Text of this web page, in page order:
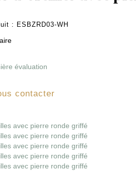
: ESBZRD03-WH
évaluation
contacter
avec pierre ronde griffé
avec pierre ronde griffé
avec pierre ronde griffé
avec pierre ronde griffé
avec pierre ronde griffé